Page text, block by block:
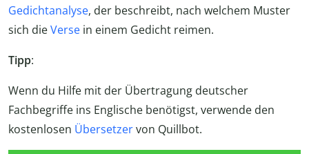
Gedichtanalyse, der beschreibt, nach welchem Muster
sich dieVerse in einem Gedicht reimen.
Tipp:
Wenn du Hilfe mit der Übertragung deutscher
Fachbegriffe ins Englische benötigst, verwende den
kostenlosen Übersetzervon Quillbot.